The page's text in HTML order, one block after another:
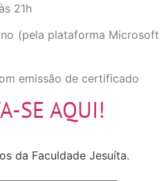
21h
(pela plataforma Microsoft
emissão de certificado
SE AQUI!
da Faculdade Jesuíta.